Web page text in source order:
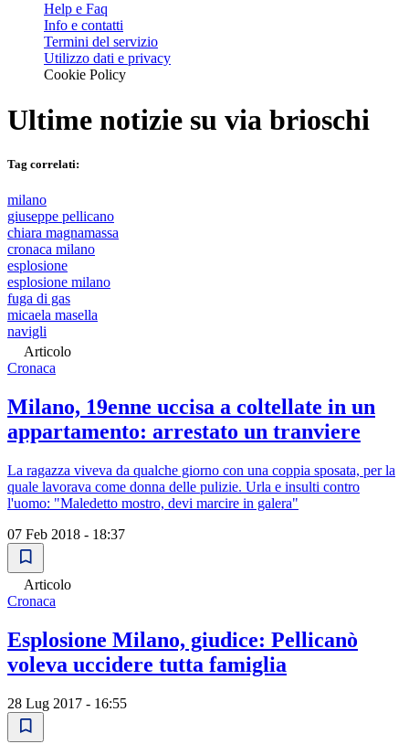
Help e Faq
Info e contatti
Termini del servizio
Utilizzo dati e privacy
Cookie Policy
Ultime notizie su via brioschi
Tag correlati:
milano
giuseppe pellicano
chiara magnamassa
cronaca milano
esplosione
esplosione milano
fuga di gas
micaela masella
navigli
Articolo
Cronaca
Milano, 19enne uccisa a coltellate in un
appartamento: arrestato un tranviere
La ragazza viveva da qualche giorno con una coppia sposata, per la
quale lavorava come donna delle pulizie. Urla e insulti contro
l'uomo: "Maledetto mostro, devi marcire in galera"
07 Feb 2018 - 18:37
Articolo
Cronaca
Esplosione Milano, giudice: Pellicanò
voleva uccidere tutta famiglia
28 Lug 2017 - 16:55